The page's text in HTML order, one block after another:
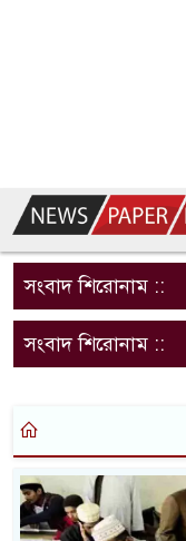
সংবাদ শিরোনাম ::
সংবাদ শিরোনাম ::